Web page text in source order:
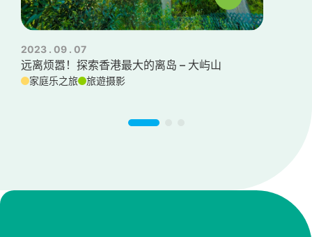
2023 . 09 . 07
远离烦嚣！探索香港最大的离岛 – 大屿山
家庭乐之旅 旅遊摄影